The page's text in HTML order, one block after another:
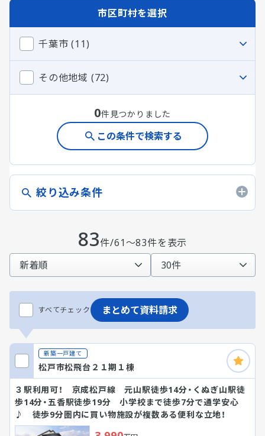
83件/61～83件を表示
すべてチェック まとめて資料請求
新築一戸建て
松戸市松飛台２１期１棟
３駅利用可！ 京成松戸線 元山駅徒歩14分・くぬぎ山駅徒
歩14分・五香駅徒歩19分 小学校まで徒歩7分で通学安心
♪ 徒歩9分圏内に買い物施設が複数ある便利な立地！
市区町村を選択
千葉市 (11)
その他地域 (72)
0件見つかりました
この条件で検索する
絞り込み条件